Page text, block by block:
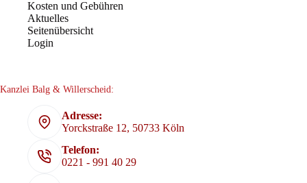
Kosten und Gebühren
Aktuelles
Seitenübersicht
Login
Kanzlei Balg & Willerscheid:
Adresse:
Yorckstraße 12, 50733 Köln
Telefon:
0221 - 991 40 29